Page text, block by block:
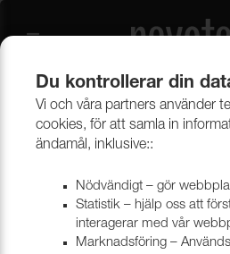
Beklädnadsmaterial
Du kontrollerar din
Vi och våra partners använder
cookies, för att samla in
ändamål, inklusive::
Nödvändigt – gör
Statistik – hjälp oss att
interagerar med vår
Marknadsföring –